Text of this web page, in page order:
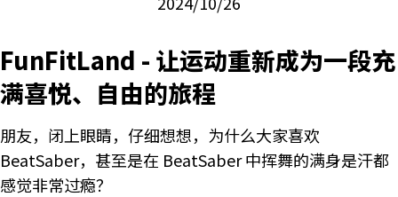
FunFitLand - 让运动重新成为一段充
满喜悦、自由的旅程
朋友，闭上眼睛，仔细想想，为什么大家喜欢
BeatSaber，甚至是在 BeatSaber 中挥舞的满身是汗都
感觉非常过瘾？